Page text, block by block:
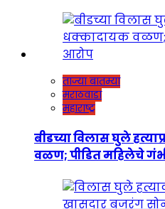
ताज्या बातम्या
मराठवाडा
महाराष्ट्र
बीडच्या विलास घुले
वळण; पीडित महिलेचे